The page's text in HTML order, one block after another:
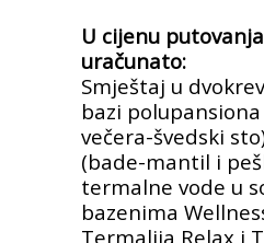
U cijenu
uračunato:
Smještaj u
bazi
večera-švedski
(bade-mantil i
termalne vode u
bazenima
Termalija Relax i